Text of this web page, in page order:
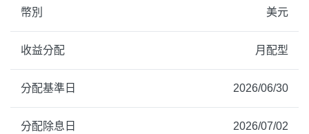
幣別 美元
收益分配 月配型
分配基準日 2026/06/30
分配除息日 2026/07/02